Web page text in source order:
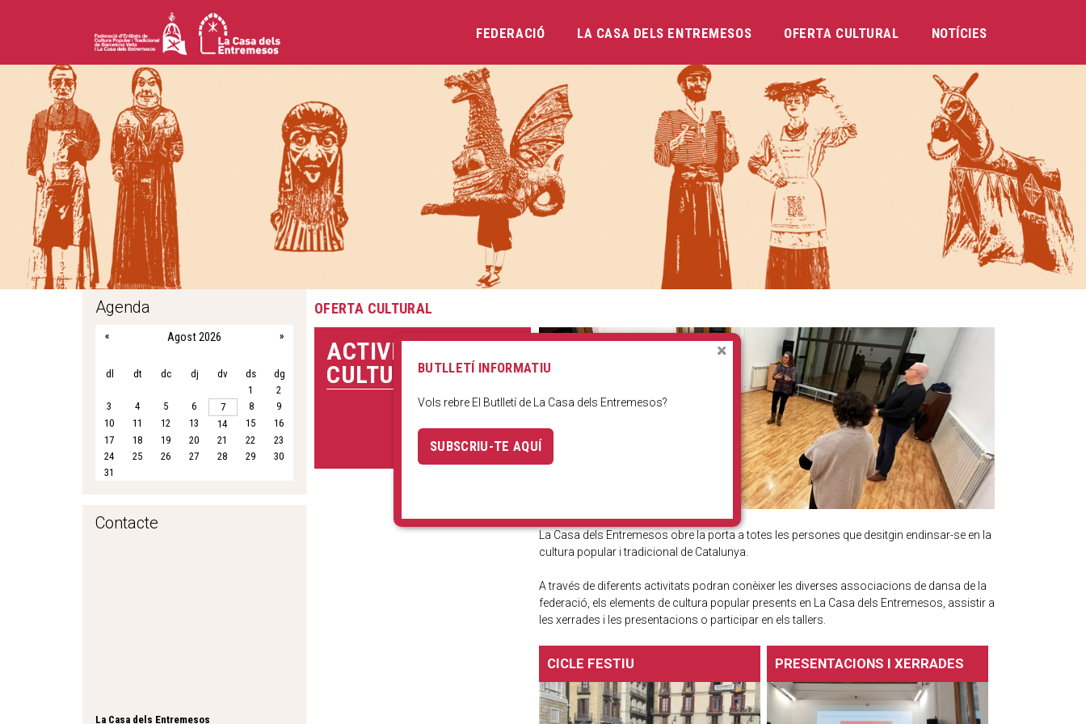
Vés
al
contingut
FEDERACIÓ LA CASA DELS ENTREMESOS OFERTA CULTURAL NOTÍCIES
E
q
OFERTA CULTURAL
ACTIVITATS
CULTURALS
La Casa dels Entremesos obre la porta a totes les persones que desitgin endinsar-se en la
cultura popular i tradicional de Catalunya.
A través de diferents activitats podran conèixer les diverses associacions de dansa de la
federació, els elements de cultura popular presents en La Casa dels Entremesos, assistir a
les xerrades i les presentacions o participar en els tallers.
CICLE FESTIU PRESENTACIONS I XERRADES
Agenda
Agost 2026
« »
dl dt dc dj dv ds
dg
1
2
3
4 5 6 7 8
9
10
11 12 13 14 15
16
17
18 19 20 21 22
23
24
25 26 27 28 29
30
31
Contacte
La Casa dels Entremesos
BUTLLETÍ INFORMATIU
Vols rebre El Butlletí de La Casa dels Entremesos?
SUBSCRIU-TE AQUÍ